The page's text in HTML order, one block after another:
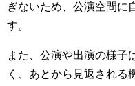
ぎないため、公演空間に
す。
また、公演や出演の様子
く、あとから見返される